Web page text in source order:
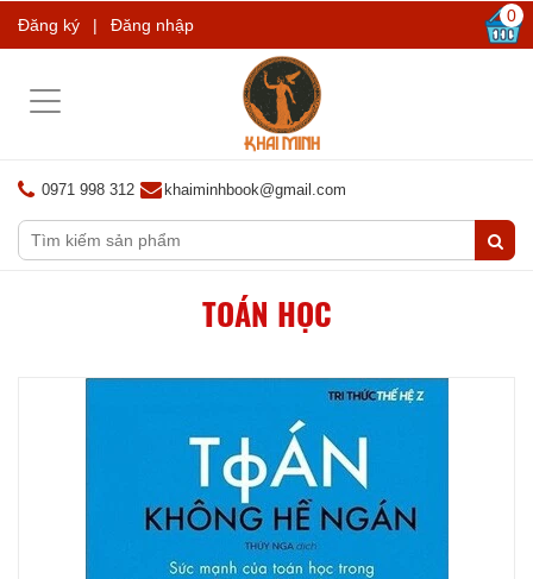
Đăng ký | Đăng nhập 0
Toggle
0971 998 312 khaiminhbook@gmail.com
TOÁN HỌC